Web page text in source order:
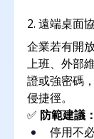
2. 遠端桌面
企業若有開
上班、外部
證或強密碼
侵捷徑。
✅ 防範建議：
停用不